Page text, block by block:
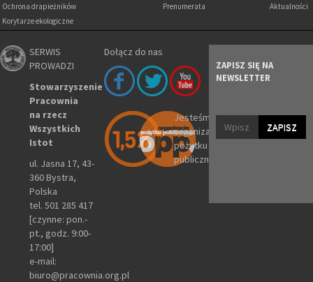
Ochrona drapieżników
Korytarze ekologiczne
Prenumerata
Aktualności
SERWIS
PROWADZI
Stowarzyszenie
Pracownia
na rzecz
Wszystkich
Istot
ul. Jasna 17, 43-
360 Bystra,
Polska
tel. 501 285 417
[czynne: pon.-
pt., godz. 9:00-
17:00]
e-mail:
biuro@pracownia.org.pl
Dołącz do nas
Jesteśmy
organizacją
pożytku
publicznego
ZAPISZ SIĘ NA
NEWSLETTER
ZAPISZ